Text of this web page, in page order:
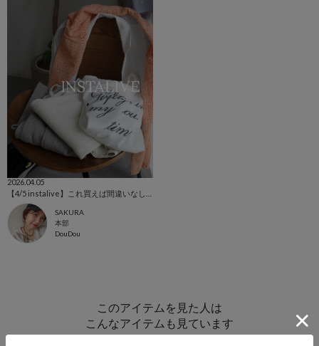
2026.04.05
SAKURA
本部
DouDou
このアイテムを見た人は
こんなアイテムも見ています